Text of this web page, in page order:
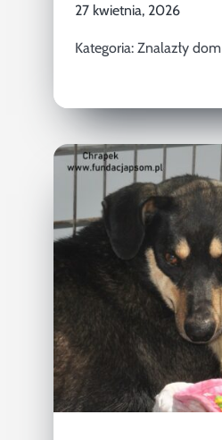
27 kwietnia, 2026
Kategoria: Znalazły dom